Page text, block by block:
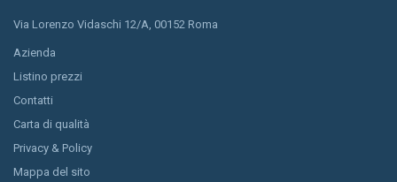
Via Lorenzo Vidaschi 12/A, 00152 Roma
Azienda
Listino prezzi
Contatti
Carta di qualità
Privacy & Policy
Mappa del sito